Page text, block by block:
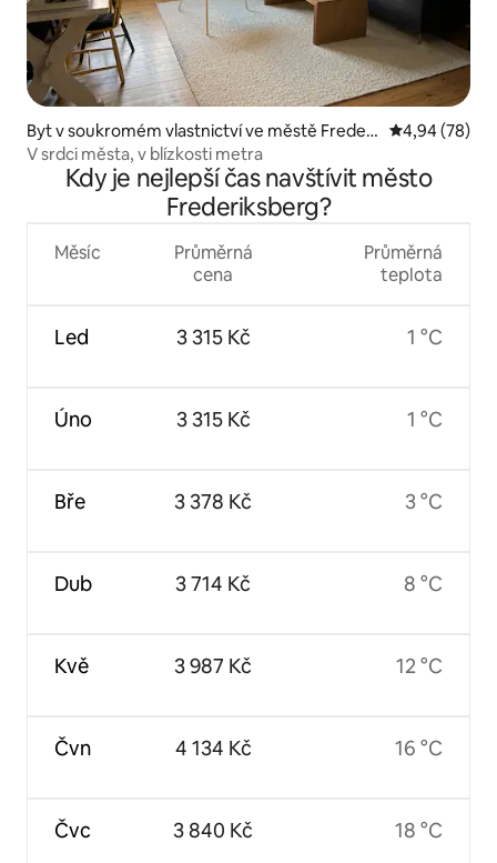
Byt v soukromém vlastnictví ve městě Frederi
ksberg
Průměrné
4,94 (78)
V srdci města, v blízkosti metra
Kdy je nejlepší čas navštívit město
Frederiksberg?
Měsíc
Led
Úno
Bře
Dub
Kvě
Čvn
Čvc
Průměrná
cena
3 315 Kč
3 315 Kč
3 378 Kč
3 714 Kč
3 987 Kč
4 134 Kč
3 840 Kč
Průměrná
teplota
1 °C
1 °C
3 °C
8 °C
12 °C
16 °C
18 °C